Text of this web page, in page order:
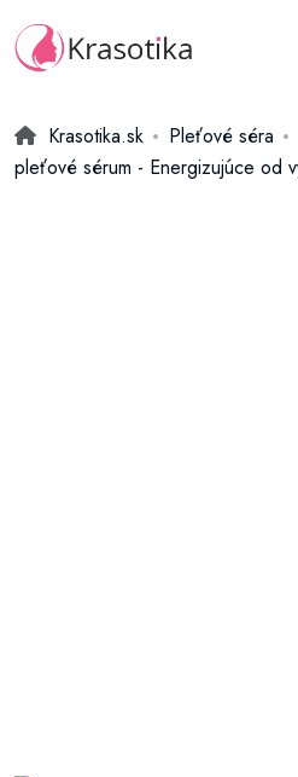
Krasotika.sk Pleťové séra
pleťové sérum - Energizujúce od